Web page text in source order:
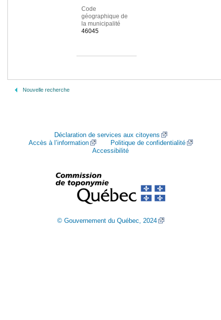
Code
géographique de
la municipalité
46045
Nouvelle recherche
Déclaration de services aux citoyens
Accès à l’information
Politique de confidentialité
Accessibilité
© Gouvernement du Québec, 2024